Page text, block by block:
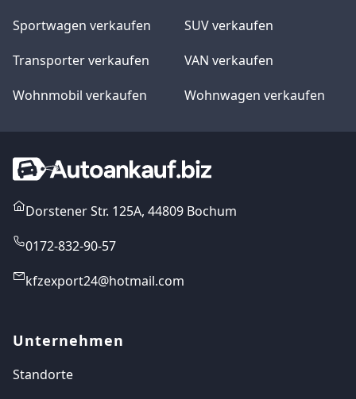
Sportwagen verkaufen
SUV verkaufen
Transporter verkaufen
VAN verkaufen
Wohnmobil verkaufen
Wohnwagen verkaufen
Dorstener Str. 125A, 44809 Bochum
0172-832-90-57
kfzexport24@hotmail.com
Unternehmen
Standorte